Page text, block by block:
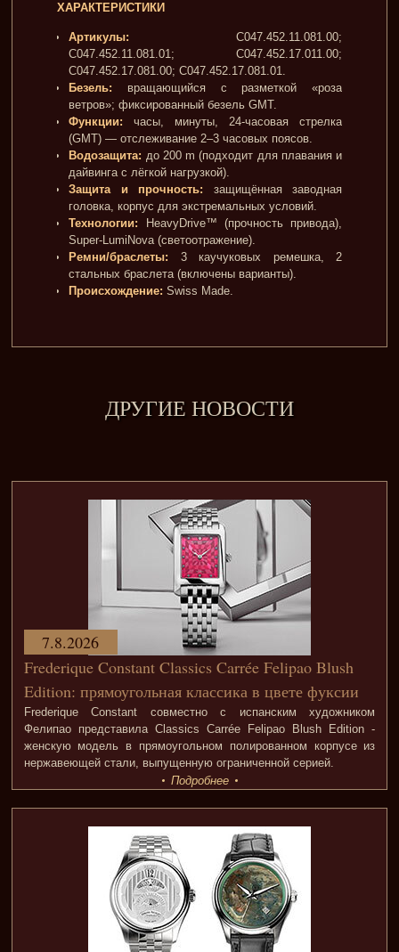
ХАРАКТЕРИСТИКИ
Артикулы: C047.452.11.081.00;
C047.452.11.081.01; C047.452.17.011.00;
C047.452.17.081.00; C047.452.17.081.01.
Безель: вращающийся с разметкой «роза
ветров»; фиксированный безель GMT.
Функции: часы, минуты, 24-часовая стрелка
(GMT) — отслеживание 2–3 часовых поясов.
Водозащита: до 200 m (подходит для плавания и
дайвинга с лёгкой нагрузкой).
Защита и прочность: защищённая заводная
головка, корпус для экстремальных условий.
Технологии: HeavyDrive™ (прочность привода),
Super-LumiNova (светоотражение).
Ремни/браслеты: 3 каучуковых ремешка, 2
стальных браслета (включены варианты).
Происхождение: Swiss Made.
ДРУГИЕ НОВОСТИ
Frederique Constant Classics Carrée Felipao Blush
Edition: прямоугольная классика в цвете фуксии
Frederique Constant совместно с испанским художником
Фелипао представила Classics Carrée Felipao Blush Edition -
женскую модель в прямоугольном полированном корпусе из
нержавеющей стали, выпущенную ограниченной серией.
7.8.2026
Подробнее